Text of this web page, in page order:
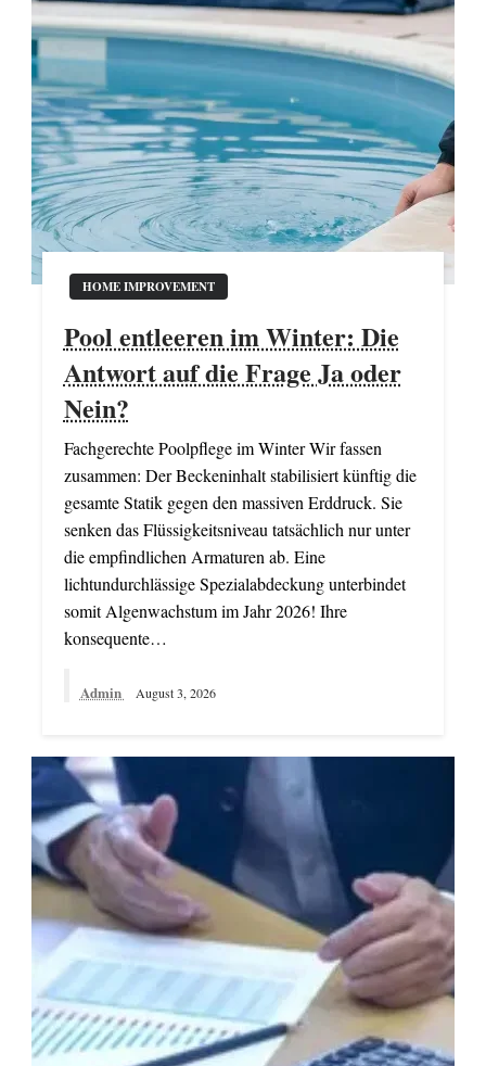
HOME IMPROVEMENT
Pool entleeren im Winter: Die
Antwort auf die Frage Ja oder
Nein?
Fachgerechte Poolpflege im Winter Wir fassen
zusammen: Der Beckeninhalt stabilisiert künftig die
gesamte Statik gegen den massiven Erddruck. Sie
senken das Flüssigkeitsniveau tatsächlich nur unter
die empfindlichen Armaturen ab. Eine
lichtundurchlässige Spezialabdeckung unterbindet
somit Algenwachstum im Jahr 2026! Ihre
konsequente…
Admin August 3, 2026